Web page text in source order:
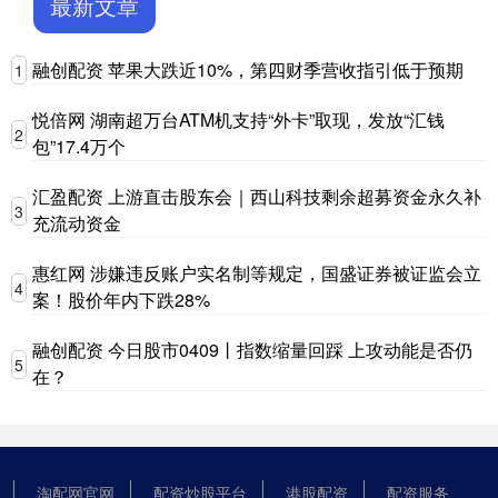
1 融创配资 苹果大跌近10%，第四财季营收指引低于预期
2
悦倍网 湖南超万台ATM机支持“外卡”取现，发放“汇钱
包”17.4万个
3
汇盈配资 上游直击股东会｜西山科技剩余超募资金永久补
充流动资金
4
惠红网 涉嫌违反账户实名制等规定，国盛证券被证监会立
案！股价年内下跌28%
5
融创配资 今日股市0409丨指数缩量回踩 上攻动能是否仍
在？
淘配网官网 配资炒股平台 港股配资 配资服务